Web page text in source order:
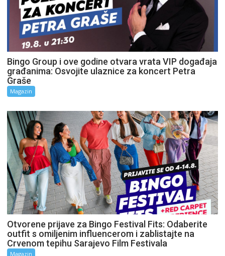
Bingo Group i ove godine otvara vrata VIP događaja
građanima: Osvojite ulaznice za koncert Petra
Graše
Magazin
Otvorene prijave za Bingo Festival Fits: Odaberite
outfit s omiljenim influencerom i zablistajte na
Crvenom tepihu Sarajevo Film Festivala
Magazin